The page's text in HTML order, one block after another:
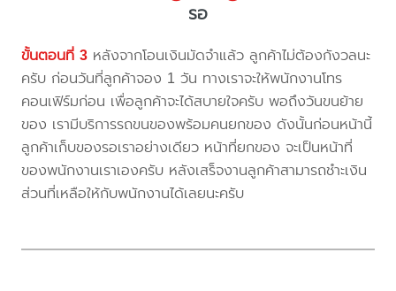
รอ
ขั้นตอนที่ 3 หลังจากโอนเงินมัดจำแล้ว ลูกค้าไม่ต้องกังวลนะ
ครับ ก่อนวันที่ลูกค้าจอง 1 วัน ทางเราจะให้พนักงานโทร
คอนเฟิร์มก่อน เพื่อลูกค้าจะได้สบายใจครับ พอถึงวันขนย้าย
ของ เรามีบริการรถขนของพร้อมคนยกของ ดังนั้นก่อนหน้านี้
ลูกค้าเก็บของรอเราอย่างเดียว หน้าที่ยกของ จะเป็นหน้าที่
ของพนักงานเราเองครับ หลังเสร็จงานลูกค้าสามารถชำะเงิน
ส่วนที่เหลือให้กับพนักงานได้เลยนะครับ